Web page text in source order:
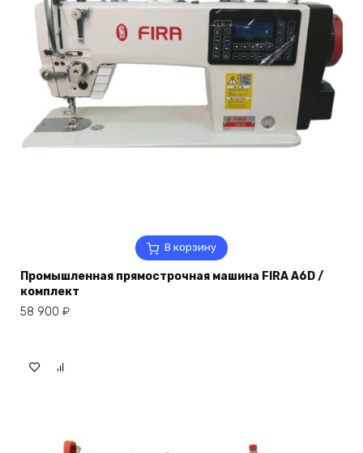
В корзину
Промышленная прямострочная машина FIRA A6D /
комплект
58 900 ₽